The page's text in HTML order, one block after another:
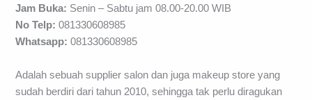
Jam Buka: Senin – Sabtu jam 08.00-20.00 WIB
No Telp: 081330608985
Whatsapp: 081330608985
Adalah sebuah supplier salon dan juga makeup store yang
sudah berdiri dari tahun 2010, sehingga tak perlu diragukan